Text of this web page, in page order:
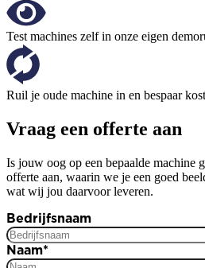
Test machines zelf in onze eigen
Ruil je oude machine in en bespaar
Vraag een offerte aan
Is jouw oog op een bepaalde machine
offerte aan, waarin we je een goed
wat wij jou daarvoor leveren.
Bedrijfsnaam
Naam*